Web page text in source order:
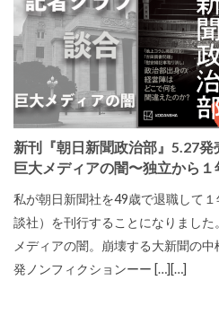
新刊『朝日新聞政治部』5.27発
巨大メディアの闇〜独立から
私が朝日新聞社を49歳で退職して
談社）を刊行することになりまし
メディアの闇。崩壊する大新聞の
発ノンフィクションーー […][…]